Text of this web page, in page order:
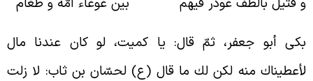
أبو جعفر، ثمّ قال: يا كميت، لو کان عندنا مال
منه لكن لك ما قال (ع) لحسّان بن ثاب: لا زلت